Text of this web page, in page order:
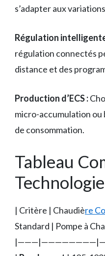
s’adapter aux
Régulation
régulation connectés
distance et des
Production d’ECS :
micro-accumulation ou
de consommation.
Tableau
| Critère | Chaudière
Standard | Pompe à